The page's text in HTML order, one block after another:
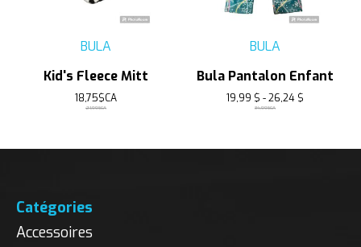
BULA
Kid's Fleece Mitt
18,75$CA
21,99$CA
BULA
Bula Pantalon Enfant
19,99 $ - 26,24 $
34,99$CA
Catégories
Accessoires